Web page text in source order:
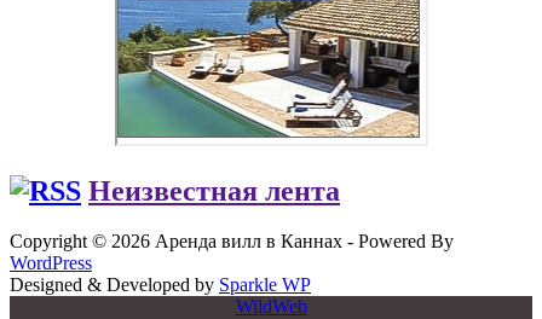
Неизвестная лента
Copyright © 2026 Аренда вилл в Каннах - Powered By
WordPress
Designed & Developed by Sparkle WP
WildWeb